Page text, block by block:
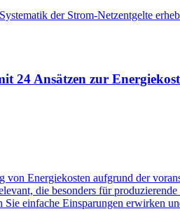
der Strom-Netzentgelte
24 Ansätzen zur
Energiekosten aufgrund der
die besonders für
Sie einfache Einsparungen erwirken